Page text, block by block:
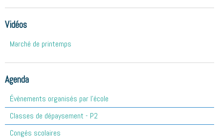
Vidéos
Marché de printemps
Agenda
Évènements organisés par l'école
Classes de dépaysement - P2
Congés scolaires